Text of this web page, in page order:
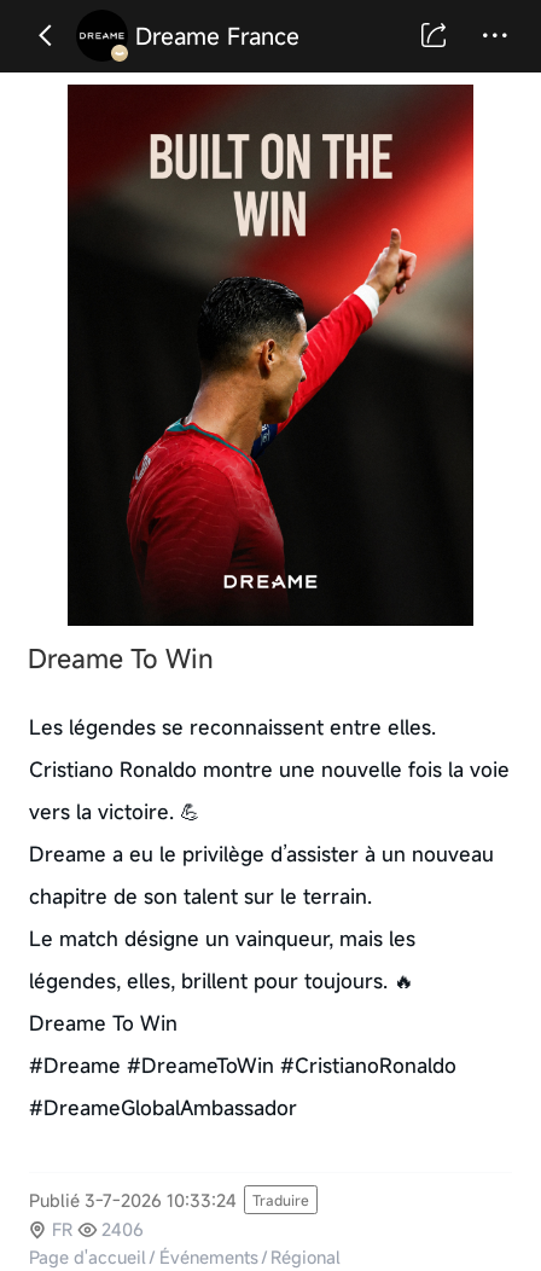
Dreame France
Dreame To Win
Les légendes se reconnaissent entre elles.
Cristiano Ronaldo montre une nouvelle fois la voie
vers la victoire. 💪
Dreame a eu le privilège d’assister à un nouveau
chapitre de son talent sur le terrain.
Le match désigne un vainqueur, mais les
légendes, elles, brillent pour toujours. 🔥
Dreame To Win
#Dreame #DreameToWin #CristianoRonaldo
#DreameGlobalAmbassador
Publié 3-7-2026 10:33:24 Traduire
FR
2406
Page d'accueil/ Événements/ Régional